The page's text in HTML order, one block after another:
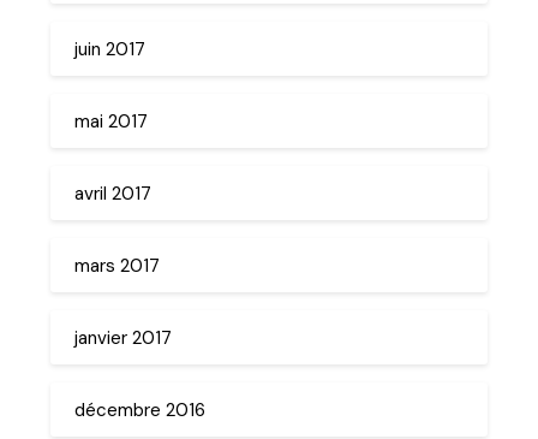
juin 2017
mai 2017
avril 2017
mars 2017
janvier 2017
décembre 2016